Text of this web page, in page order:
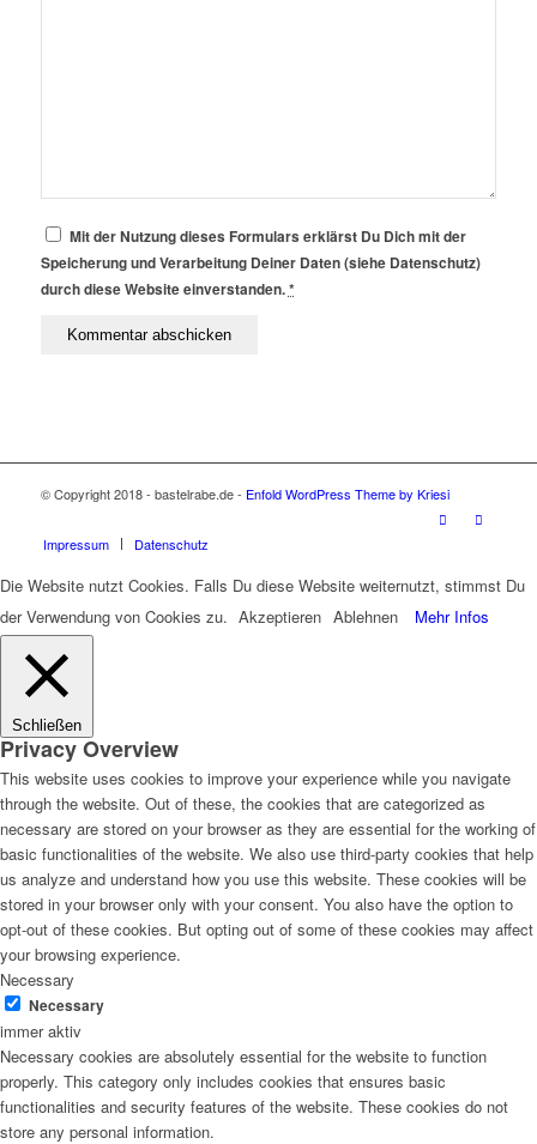
Mit der Nutzung dieses Formulars erklärst Du Dich mit der
Speicherung und Verarbeitung Deiner Daten (siehe Datenschutz)
durch diese Website einverstanden.*
© Copyright 2018 - bastelrabe.de - Enfold WordPress Theme by Kriesi
Impressum Datenschutz
Die Website nutzt Cookies. Falls Du diese Website weiternutzt, stimmst Du
der Verwendung von Cookies zu. Akzeptieren Ablehnen Mehr Infos
Schließen
Privacy Overview
This website uses cookies to improve your experience while you navigate
through the website. Out of these, the cookies that are categorized as
necessary are stored on your browser as they are essential for the working of
basic functionalities of the website. We also use third-party cookies that help
us analyze and understand how you use this website. These cookies will be
stored in your browser only with your consent. You also have the option to
opt-out of these cookies. But opting out of some of these cookies may affect
your browsing experience.
Necessary
Necessary
immer aktiv
Necessary cookies are absolutely essential for the website to function
properly. This category only includes cookies that ensures basic
functionalities and security features of the website. These cookies do not
store any personal information.